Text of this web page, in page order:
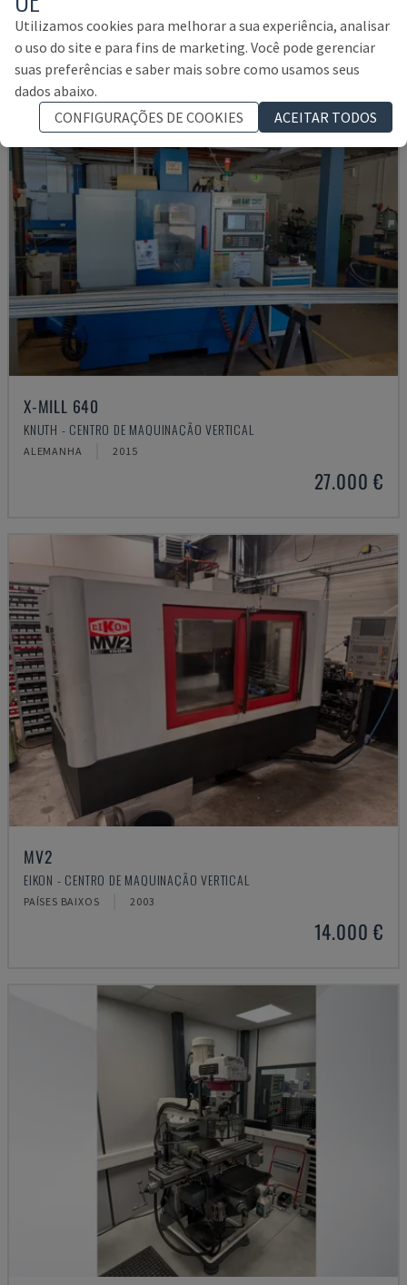
21.000 €
X-MILL 640
KNUTH - CENTRO DE MAQUINAÇÃO VERTICAL
ALEMANHA 2015
27.000 €
MV2
EIKON - CENTRO DE MAQUINAÇÃO VERTICAL
PAÍSES BAIXOS 2003
14.000 €
Utilizamos cookies para melhorar a sua experiência, analisar
o uso do site e para fins de marketing. Você pode gerenciar
suas preferências e saber mais sobre como usamos seus
dados abaixo.
CONFIGURAÇÕES DE COOKIES
ACEITAR TODOS